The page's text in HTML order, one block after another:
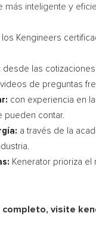
más inteligente y
los Kengineers
desde las
de preguntas
con experiencia en
pueden contar.
a través de la
Kenerator prioriza
completo, visite